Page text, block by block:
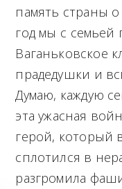
память страны
год мы с семьей
Ваганьковское
прадедушки и
Думаю, каждую
эта ужасная
герой, который
сплотился в
разгромила